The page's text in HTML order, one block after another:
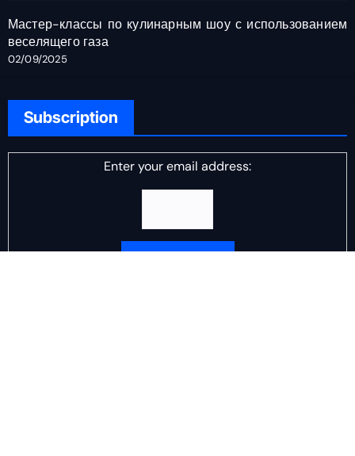
Мастер-классы по кулинарным шоу с использованием
веселящего газа
02/09/2025
Subscription
Enter your email address: